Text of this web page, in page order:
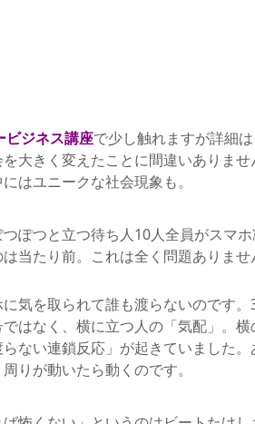
ビジネス講座で少し触れますが詳細
大きく変えたことに間違いありま
はユニークな社会現象も。
ぽつと立つ待ち人10人全員がスマ
当たり前。これは全く問題ありま
気を取られて誰も渡らないのです
はなく、横に立つ人の「気配」。
ない連鎖反応」が起きていました
りが動いたら動くのです。